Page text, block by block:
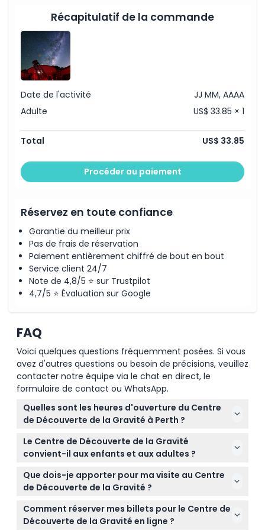
Heures d'ouverture
À savoir
Emplacement
Comment échanger
Politique d'annulation
les constellations et les objets de l'espace profond
Guide anglophone
Récapitulatif de la commande
Date de l'activité
JJ MM, AAAA
Adulte
US$ 33.85 × 1
Total US$ 33.85
Procéder au paiement
Réservez en toute confiance
Garantie du meilleur prix
Pas de frais de réservation
Paiement entièrement chiffré de bout en bout
Service client 24/7
Note de 4,8/5 ⭐ sur Trustpilot
4,7/5 ⭐ Évaluation sur Google
FAQ
Voici quelques questions fréquemment posées. Si vous
avez d'autres questions ou besoin de précisions, veuillez
contacter notre équipe via le chat en direct, le
formulaire de contact ou WhatsApp.
Quelles sont les heures d'ouverture du Centre
de Découverte de la Gravité à Perth ?
Le Centre de Découverte de la Gravité est ouvert
du mardi au jeudi de 10h00 à 16h00, du vendredi au
l'observatoire fonctionne du vendredi au dimanche
de 19h30 à 21h30 (sous réserve de modifications —
Le Centre de Découverte de la Gravité
convient-il aux enfants et aux adultes ?
Oui, le centre accueille aussi bien les enfants que
les adultes, avec des expositions adaptées à tous
classés séparément, ce qui en fait une sortie
éducative idéale pour les familles.
Que dois-je apporter pour ma visite au Centre
de Découverte de la Gravité ?
Apportez simplement vous-même et des
vêtements confortables pour vous promener dans
Comment réserver mes billets pour le Centre de
Découverte de la Gravité en ligne ?